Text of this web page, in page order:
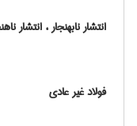
انتشار نابهنجار ، انتشار
فولاد غیر عادی